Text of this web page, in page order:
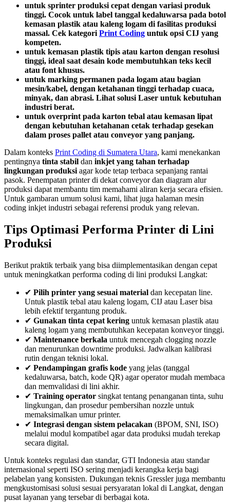
untuk sprinter produksi cepat dengan variasi produk
tinggi. Cocok untuk label tanggal kedaluwarsa pada botol
kemasan plastik atau kaleng logam di fasilitas produksi
massal. Cek kategori Print Coding untuk opsi CIJ yang
kompeten.
untuk kemasan plastik tipis atau karton dengan resolusi
tinggi, ideal saat desain kode membutuhkan teks kecil
atau font khusus.
untuk marking permanen pada logam atau bagian
mesin/kabel, dengan ketahanan tinggi terhadap cuaca,
minyak, dan abrasi. Lihat solusi Laser untuk kebutuhan
industri berat.
untuk overprint pada karton tebal atau kemasan lipat
dengan kebutuhan ketahanan cetak terhadap gesekan
dalam proses pallet atau conveyor yang panjang.
Dalam konteks Print Coding di Sumatera Utara, kami menekankan
pentingnya tinta stabil dan inkjet yang tahan terhadap
lingkungan produksi agar kode tetap terbaca sepanjang rantai
pasok. Penempatan printer di dekat conveyor dan diagram alur
produksi dapat membantu tim memahami aliran kerja secara efisien.
Untuk gambaran umum solusi kami, lihat juga halaman mesin
coding inkjet industri sebagai referensi produk yang relevan.
Tips Optimasi Performa Printer di Lini
Produksi
Berikut praktik terbaik yang bisa diimplementasikan dengan cepat
untuk meningkatkan performa coding di lini produksi Langkat:
✔ Pilih printer yang sesuai material dan kecepatan line.
Untuk plastik tebal atau kaleng logam, CIJ atau Laser bisa
lebih efektif tergantung produk.
✔ Gunakan tinta cepat kering untuk kemasan plastik atau
kaleng logam yang membutuhkan kecepatan konveyor tinggi.
✔ Maintenance berkala untuk mencegah clogging nozzle
dan menurunkan downtime produksi. Jadwalkan kalibrasi
rutin dengan teknisi lokal.
✔ Pendampingan grafis kode yang jelas (tanggal
kedaluwarsa, batch, kode QR) agar operator mudah membaca
dan memvalidasi di lini akhir.
✔ Training operator singkat tentang penanganan tinta, suhu
lingkungan, dan prosedur pembersihan nozzle untuk
memaksimalkan umur printer.
✔ Integrasi dengan sistem pelacakan (BPOM, SNI, ISO)
melalui modul kompatibel agar data produksi mudah terekap
secara digital.
Untuk konteks regulasi dan standar, GTI Indonesia atau standar
internasional seperti ISO sering menjadi kerangka kerja bagi
pelabelan yang konsisten. Dukungan teknis Gressler juga membantu
mengkustomisasi solusi sesuai persyaratan lokal di Langkat, dengan
pusat layanan yang tersebar di berbagai kota.